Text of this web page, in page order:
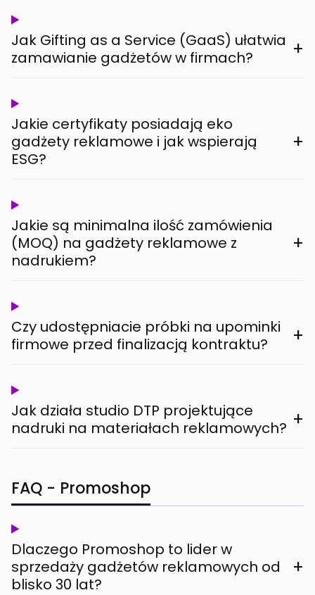
Jak Gifting as a Service (GaaS) ułatwia
zamawianie gadżetów w firmach?
+
Jakie certyfikaty posiadają eko
gadżety reklamowe i jak wspierają
ESG?
+
Jakie są minimalna ilość zamówienia
(MOQ) na gadżety reklamowe z
nadrukiem?
+
Czy udostępniacie próbki na upominki
firmowe przed finalizacją kontraktu?
+
Jak działa studio DTP projektujące
nadruki na materiałach reklamowych? +
FAQ - Promoshop
Dlaczego Promoshop to lider w
sprzedaży gadżetów reklamowych od
blisko 30 lat?
+